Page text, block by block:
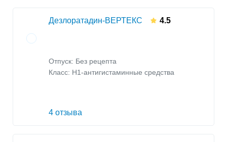
Дезлоратадин-ВЕРТЕКС 4.5
Отпуск: Без рецепта
Класс: H1-антигистаминные средства
4 отзыва